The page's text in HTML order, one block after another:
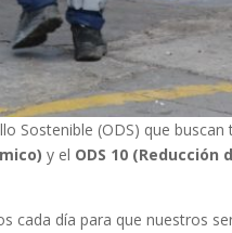
Sostenible (ODS) que
y el ODS 10
cada día para que nuestros